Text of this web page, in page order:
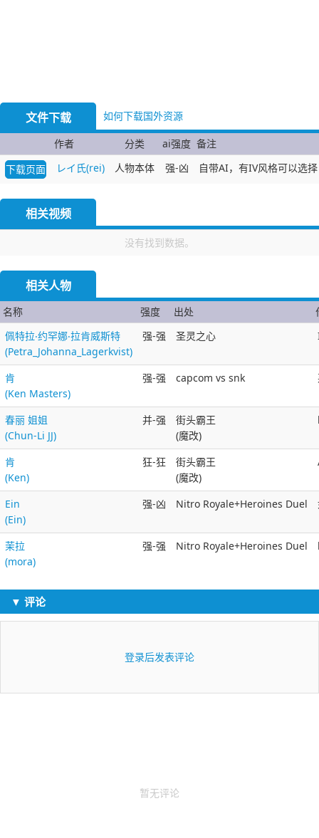
文件下载 如何下载国外资源
作者 分类 ai强度 备注
下载页面
レイ氏(rei) 人物本体 强-凶 自带AI，有IV风格可以选择
相关视频
没有找到数据。
相关人物
名称 强度 出处
佩特拉‧约罕娜‧拉肯威斯特
(Petra_Johanna_Lagerkvist)
强-强 圣灵之心
肯
(Ken Masters)
强-强 capcom vs snk
春丽 姐姐
(Chun-Li JJ)
并-强
街头霸王
(魔改)
肯
(Ken)
狂-狂
街头霸王
(魔改)
Ein
(Ein)
强-凶 Nitro Royale+Heroines Duel
茉拉
(mora)
强-强 Nitro Royale+Heroines Duel
▼ 评论
登录后发表评论
暂无评论